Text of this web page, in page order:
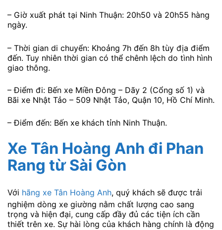
– Giờ xuất phát tại Ninh Thuận: 20h50 và 20h55 hàng
ngày.
– Thời gian di chuyển: Khoảng 7h đến 8h tùy địa điểm
đến. Tuy nhiên thời gian có thể chênh lệch do tình hình
giao thông.
– Điểm đi: Bến xe Miền Đông – Dãy 2 (Cổng số 1) và
Bãi xe Nhật Tảo – 509 Nhật Tảo, Quận 10, Hồ Chí Minh.
– Điểm đến: Bến xe khách tỉnh Ninh Thuận.
Xe Tân Hoàng Anh đi Phan
Rang từ Sài Gòn
Với hãng xe Tân Hoàng Anh, quý khách sẽ được trải
nghiệm dòng xe giường nằm chất lượng cao sang
trọng và hiện đại, cung cấp đầy đủ các tiện ích cần
thiết trên xe. Sự hài lòng của khách hàng chính là động